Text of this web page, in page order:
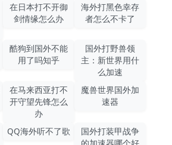
在日本打不开御
剑情缘怎么办
海外打黑色幸存
者怎么不卡了
酷狗到国外不能
用了吗知乎
国外打野兽领
主：新世界用什
么加速
在马来西亚打不
开守望先锋怎么
办
魔兽世界国外加
速器
QQ海外听不了歌
国外打装甲战争
的加速器哪个好